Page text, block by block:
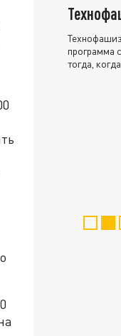
программа
тогда,